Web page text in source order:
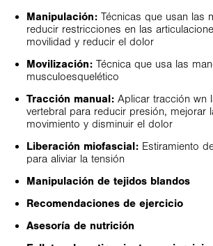
Manipulación: Técnicas que usan las
reducir restricciones en las
movilidad y reducir el dolor
Movilización: Técnica que usa las
musculoesquelético
Tracción manual: Aplicar tracción wn
vertebral para reducir presión, mejorar
movimiento y disminuir el dolor
Liberación miofascial: Estiramiento
para aliviar la tensión
Manipulación de tejidos blandos
Recomendaciones de ejercicio
Asesoría de nutrición